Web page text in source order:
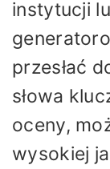
instytucji
przesłać
słowa
oceny,
wysokiej